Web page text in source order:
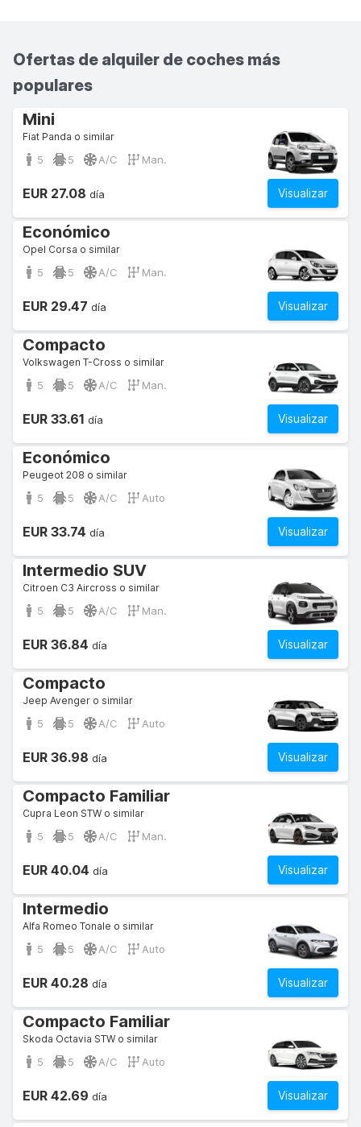
Ofertas de alquiler de coches más
populares
Mini
Fiat Panda o similar
5 5 A/C Man.
Visualizar
EUR 27.08 día
Económico
Opel Corsa o similar
5 5 A/C Man.
Visualizar
EUR 29.47 día
Compacto
Volkswagen T-Cross o similar
5 5 A/C Man.
Visualizar
EUR 33.61 día
Económico
Peugeot 208 o similar
5 5 A/C Auto
Visualizar
EUR 33.74 día
Intermedio SUV
Citroen C3 Aircross o similar
5 5 A/C Man.
Visualizar
EUR 36.84 día
Compacto
Jeep Avenger o similar
5 5 A/C Auto
Visualizar
EUR 36.98 día
Compacto Familiar
Cupra Leon STW o similar
5 5 A/C Man.
Visualizar
EUR 40.04 día
Intermedio
Alfa Romeo Tonale o similar
5 5 A/C Auto
Visualizar
EUR 40.28 día
Compacto Familiar
Skoda Octavia STW o similar
5 5 A/C Auto
Visualizar
EUR 42.69 día